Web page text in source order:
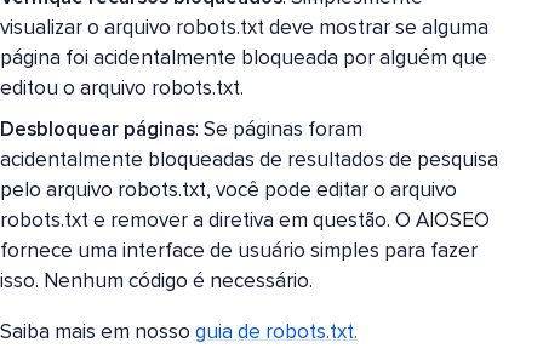
visualizar o arquivo robots.txt deve mostrar se alguma
página foi acidentalmente bloqueada por alguém que
editou o arquivo robots.txt.
Desbloquear páginas: Se páginas foram
acidentalmente bloqueadas de resultados de pesquisa
pelo arquivo robots.txt, você pode editar o arquivo
robots.txt e remover a diretiva em questão. O AIOSEO
fornece uma interface de usuário simples para fazer
isso. Nenhum código é necessário.
Saiba mais em nosso guia de robots.txt.